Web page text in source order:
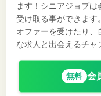
ます！シニアジョブ
受け取る事ができます
オファーを受けたり、
な求人と出会えるチャ
無料 会